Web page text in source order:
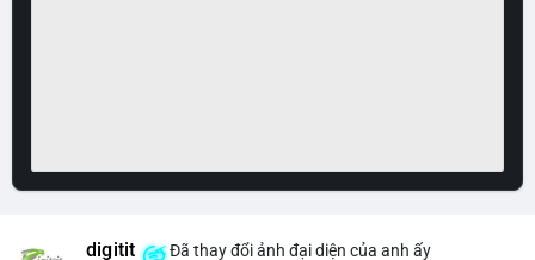
digitit Đã thay đổi ảnh đại diện của anh ấy